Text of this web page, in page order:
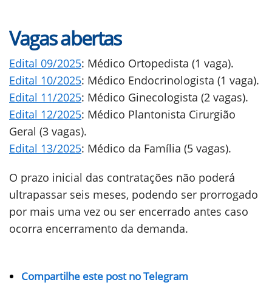
Vagas abertas
Edital 09/2025: Médico Ortopedista (1 vaga).
Edital 10/2025: Médico Endocrinologista (1 vaga).
Edital 11/2025: Médico Ginecologista (2 vagas).
Edital 12/2025: Médico Plantonista Cirurgião
Geral (3 vagas).
Edital 13/2025: Médico da Família (5 vagas).
O prazo inicial das contratações não poderá
ultrapassar seis meses, podendo ser prorrogado
por mais uma vez ou ser encerrado antes caso
ocorra encerramento da demanda.
Compartilhe este post no Telegram